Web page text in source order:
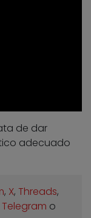
de dar
adecuado
, X, Threads,
Telegram o